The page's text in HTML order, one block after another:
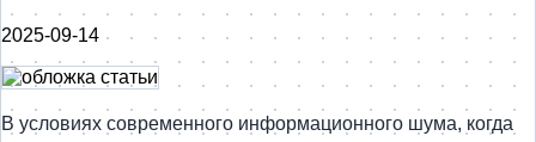
2025-09-14
В условиях современного информационного шума, когда